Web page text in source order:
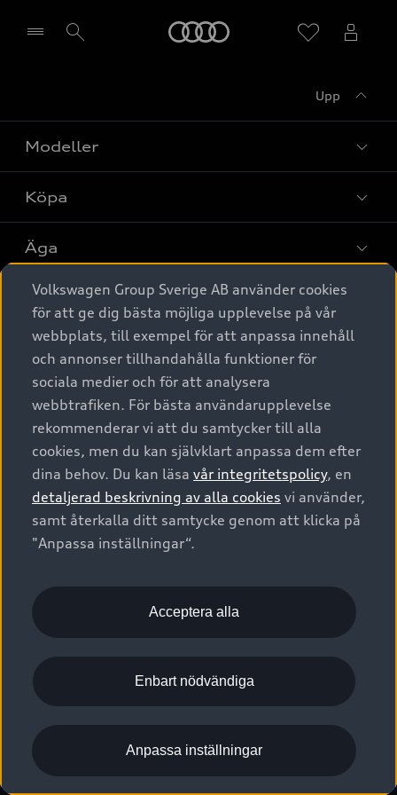
Upp
Modeller
Alla modeller
Elbilar
A6 modellerna
SUV
Avant
Audi Sport
Köpa
Privaterbjudanden
Privatleasing
Nya bilar i lager
Begagnade bilar i lager
Audi approved :plus - så gott som nya
Finansiering
Audi exclusive
Provkörning
Äga
Service & tillbehör
Audi digital services
Originaltillbehör - köp online
Garantier
Försäkring
Digitala manualer för din Audi
Audi Collection – livsstilsartiklar
Vanliga frågor
2G/3G nätet stängs ned - Hur påverkas min bil av detta?
Tjänstebil
Tjänstebil
Business lease online
Företagsleasing
Om Audi Sverige
Kontakta oss
Audi Återförsäljare/-serviceverkstad
myAudi
Pressmeddelanden
Nyhetsbrev
Vårt hållbarhetsarbete
Lediga tjänster huvudkontor
Lediga tjänster hos Audi Återförsäljare
Kommentar till mediauppgifter om dataläcka
© 2026 AUDI SVERIGE. All Rights Reserved.
Utgivare Juridiskt
Juridiskt Audi AG
Juridiskt Audi Digital Giveaway
Anpassa inställningar för cookies
Visselblåsarkanaler
Volkswagen Group Sverige AB använder cookies
för att ge dig bästa möjliga upplevelse på vår
webbplats, till exempel för att anpassa innehåll
och annonser tillhandahålla funktioner för
sociala medier och för att analysera
webbtrafiken. För bästa användarupplevelse
rekommenderar vi att du samtycker till alla
cookies, men du kan självklart anpassa dem efter
dina behov. Du kan läsa vår integritetspolicy, en
detaljerad beskrivning av alla cookies vi använder,
samt återkalla ditt samtycke genom att klicka på
"Anpassa inställningar“.
Acceptera alla
Enbart nödvändiga
Anpassa inställningar